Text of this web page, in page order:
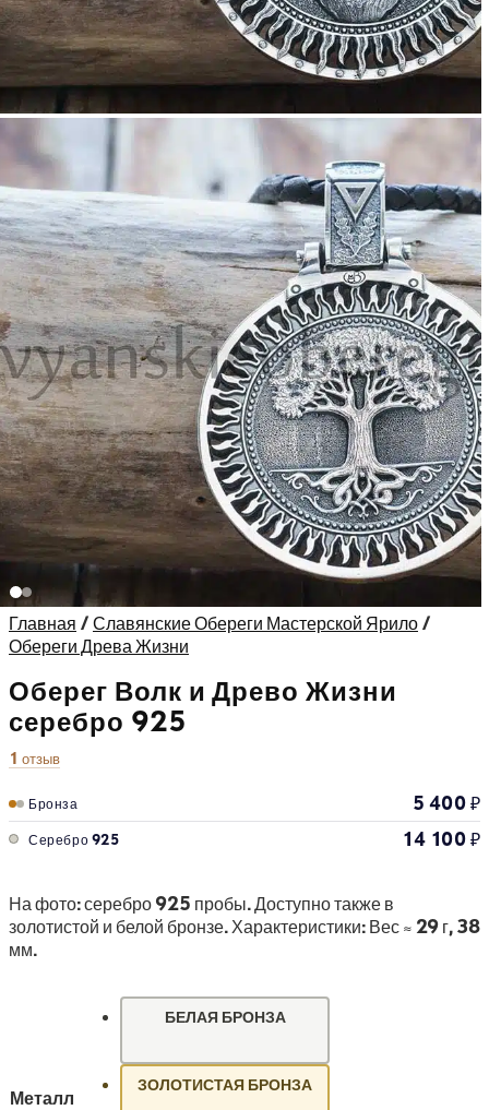
Главная /Славянские Обереги Мастерской Ярило/
Обереги Древа Жизни
Оберег Волк и Древо Жизни
серебро 925
1 отзыв
Бронза 5 400₽
Серебро 925 14 100₽
На фото: серебро 925 пробы. Доступно также в
золотистой и белой бронзе. Характеристики: Вес ≈ 29 г, 38
мм.
Металл
БЕЛАЯ БРОНЗА
ЗОЛОТИСТАЯ БРОНЗА